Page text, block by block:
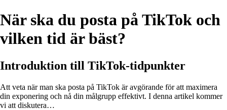
När ska du posta på TikTok och
vilken tid är bäst?
Introduktion till TikTok-tidpunkter
Att veta när man ska posta på TikTok är avgörande för att maximera
din exponering och nå din målgrupp effektivt. I denna artikel kommer
vi att diskutera…